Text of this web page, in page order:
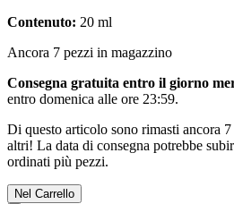
Contenuto: 20 ml
Ancora 7 pezzi in magazzino
Consegna gratuita entro il giorno
entro domenica alle ore 23:59.
Di questo articolo sono rimasti ancora
altri! La data di consegna potrebbe
ordinati più pezzi.
Nel Carrello